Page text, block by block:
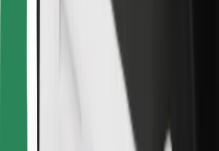
Bolt for Business
Uvjeti i odredbe